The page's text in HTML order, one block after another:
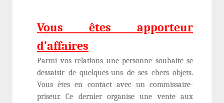
Vous êtes apporteur
d’affaires
Parmi vos relations une personne souhaite se
dessaisir de quelques-uns de ses chers objets.
Vous êtes en contact avec un commissaire-
priseur. Ce dernier organise une vente aux